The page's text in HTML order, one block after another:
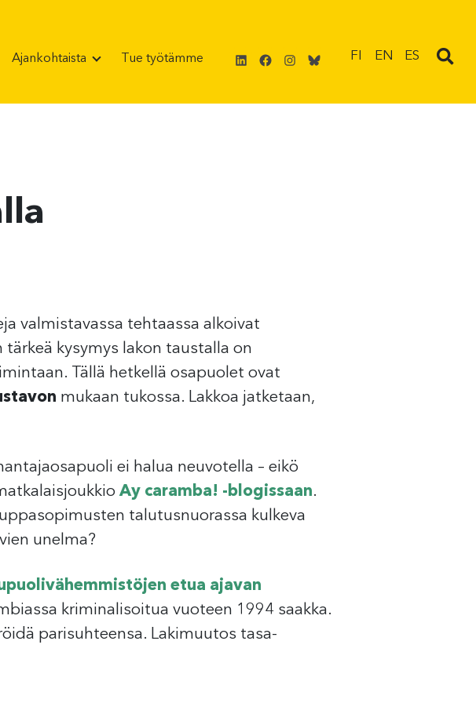
Ajankohtaista Tue työtämme LinkedIn
Facebook
Instagram
Bluesky
FI EN ES
valmistavassa tehtaassa alkoivat
kysymys lakon taustalla on
Tällä hetkellä osapuolet ovat
mukaan tukossa. Lakkoa jatketaan,
ei halua neuvotella – eikö
Ay caramba! -blogissaan.
talutusnuorassa kulkeva
unelma?
etua ajavan
kriminalisoitua vuoteen 1994 saakka.
parisuhteensa. Lakimuutos tasa-